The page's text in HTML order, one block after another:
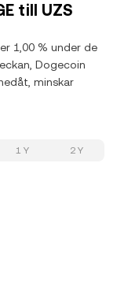
till UZS
1,00 % under de
Dogecoin
minskar
1 Y 2 Y